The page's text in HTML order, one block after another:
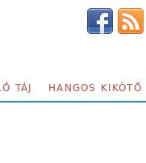
TÁJ HANGOS KIKÖTŐ